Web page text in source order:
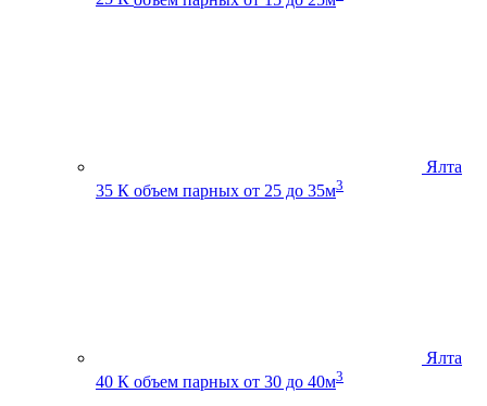
Ялта
35 К объем парных от 25 до 35м3
Ялта
40 К объем парных от 30 до 40м3